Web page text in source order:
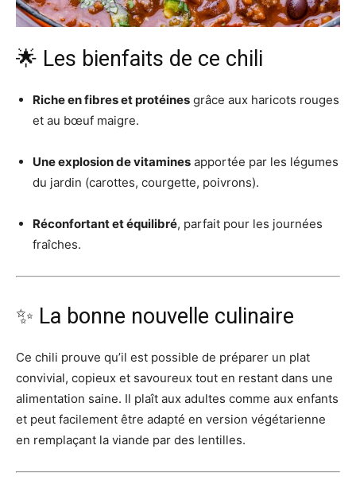
🌟 Les bienfaits de ce chili
Riche en fibres et protéines grâce aux haricots rouges
et au bœuf maigre.
Une explosion de vitamines apportée par les légumes
du jardin (carottes, courgette, poivrons).
Réconfortant et équilibré, parfait pour les journées
fraîches.
✨ La bonne nouvelle culinaire
Ce chili prouve qu’il est possible de préparer un plat
convivial, copieux et savoureux tout en restant dans une
alimentation saine. Il plaît aux adultes comme aux enfants
et peut facilement être adapté en version végétarienne
en remplaçant la viande par des lentilles.